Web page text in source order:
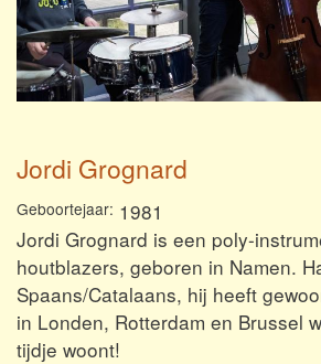
Jordi Grognard
Geboortejaar 1981
Jordi Grognard is een poly-
houtblazers, geboren in Namen.
Spaans/Catalaans, hij heeft
in Londen, Rotterdam en Brussel
tijdje woont!